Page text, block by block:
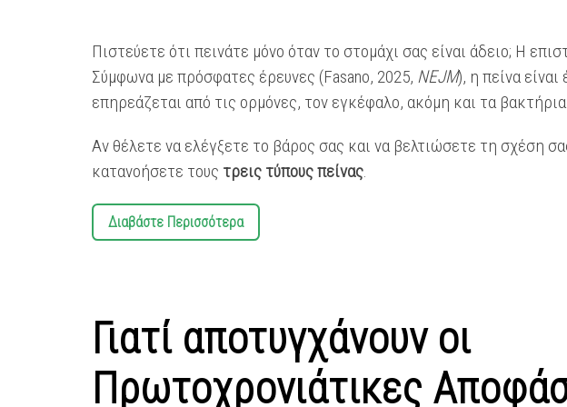
Πιστεύετε ότι πεινάτε μόνο όταν το στομάχι σας είναι άδειο; Η
Σύμφωνα με πρόσφατες έρευνες (Fasano, 2025, NEJM), η πείνα
επηρεάζεται από τις ορμόνες, τον εγκέφαλο, ακόμη και τα
Αν θέλετε να ελέγξετε το βάρος σας και να βελτιώσετε τη σχέση
κατανοήσετε τους τρεις τύπους πείνας.
Διαβάστε Περισσότερα
Γιατί αποτυγχάνουν οι
Πρωτοχρονιάτικες